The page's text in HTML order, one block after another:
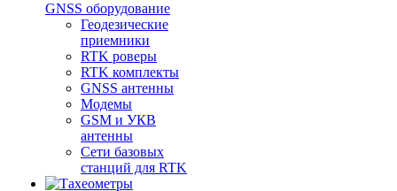
GNSS оборудование
Геодезические
приемники
RTK роверы
RTK комплекты
GNSS антенны
Модемы
GSM и УКВ
антенны
Сети базовых
станций для RTK